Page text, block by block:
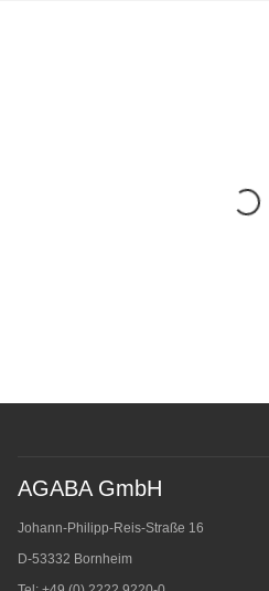
AGABA GmbH
Johann-Philipp-Reis-Straße 16
D-53332 Bornheim